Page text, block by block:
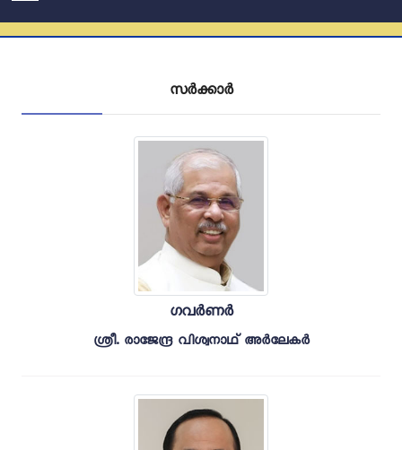
സർക്കാർ
ഗവർണർ
ശ്രീ. രാജേന്ദ്ര വിശ്വനാഥ് അർലേകർ